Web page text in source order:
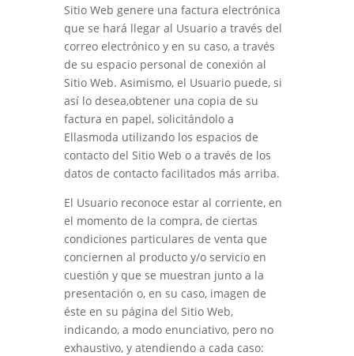
Sitio Web genere una factura electrónica
que se hará llegar al Usuario a través del
correo electrónicoy en su caso, a través
de su espacio personal de conexión al
Sitio Web. Asimismo, el Usuario puede, si
así lo desea,obtener una copia de su
factura en papel, solicitándolo a
Ellasmoda utilizando los espacios de
contacto del Sitio Web o a través de los
datos de contacto facilitados más arriba.
El Usuario reconoce estar al corriente, en
el momento de la compra, de ciertas
condiciones particulares de venta que
conciernen al producto y/o servicio en
cuestión y que se muestran junto a la
presentación o, en su caso, imagen de
éste en su página del Sitio Web,
indicando, a modo enunciativo, pero no
exhaustivo, y atendiendo a cada caso: